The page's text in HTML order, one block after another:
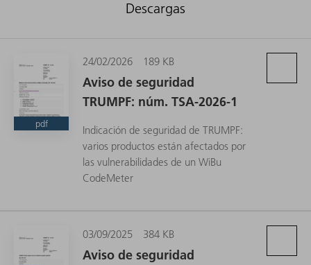
Descargas
pdf
24/02/2026 189 KB
Aviso de seguridad
TRUMPF: núm. TSA-2026-1
Indicación de seguridad de TRUMPF:
varios productos están afectados por
las vulnerabilidades de un WiBu
CodeMeter
03/09/2025 384 KB
Aviso de seguridad